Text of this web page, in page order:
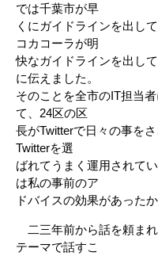
では千葉市が早
くにガイドラインを出し
コカコーラが明
快なガイドラインを出し
に伝えました。
そのことを全市のIT担当
て、24区の区
長がTwitterで日々の事を
Twitterを選
ばれてうまく運用されて
は私の事前のア
ドバイスの効果があった
二三年前から話を頼ま
テーマで話すこ